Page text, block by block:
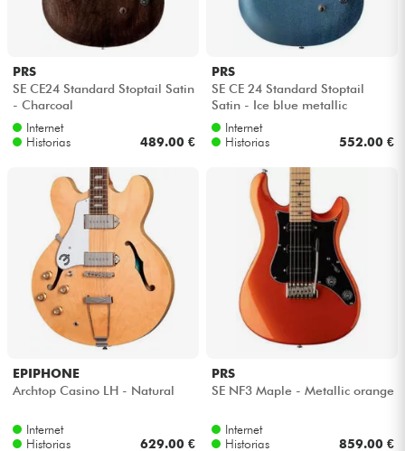
PRS
SE CE24 Standard Stoptail Satin
- Charcoal
Internet
Historias
489.00 €
PRS
SE CE 24 Standard Stoptail
Satin - Ice blue metallic
Internet
Historias
552.00 €
EPIPHONE
Archtop Casino LH - Natural
Internet
Historias
629.00 €
PRS
SE NF3 Maple - Metallic orange
Internet
Historias
859.00 €